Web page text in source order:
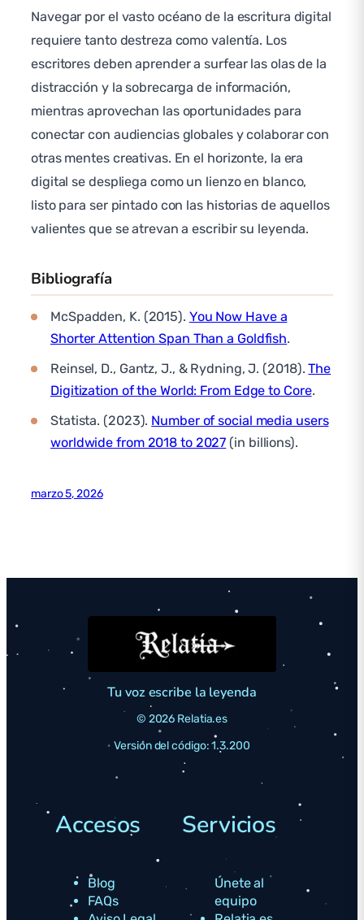
Navegar por el vasto océano de la escritura digital
requiere tanto destreza como valentía. Los
escritores deben aprender a surfear las olas de la
distracción y la sobrecarga de información,
mientras aprovechan las oportunidades para
conectar con audiencias globales y colaborar con
otras mentes creativas. En el horizonte, la era
digital se despliega como un lienzo en blanco,
listo para ser pintado con las historias de aquellos
valientes que se atrevan a escribir su leyenda.
Bibliografía
McSpadden, K. (2015). You Now Have a
Shorter Attention Span Than a Goldfish.
Reinsel, D., Gantz, J., & Rydning, J. (2018).The
Digitization of the World: From Edge to Core.
Statista. (2023). Number of social media users
worldwide from 2018 to 2027 (in billions).
marzo 5, 2026
Tu voz escribe la leyenda
© 2026 Relatia.es
Versión del código: 1.3.200
Accesos
Blog
FAQs
Servicios
Únete al
equipo